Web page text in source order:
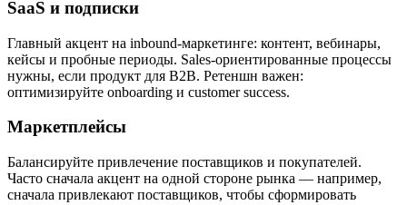
SaaS и подписки
Главный акцент на inbound-маркетинге: контент, вебинары,
кейсы и пробные периоды. Sales-ориентированные процессы
нужны, если продукт для B2B. Ретеншн важен:
оптимизируйте onboarding и customer success.
Маркетплейсы
Балансируйте привлечение поставщиков и покупателей.
Часто сначала акцент на одной стороне рынка — например,
сначала привлекают поставщиков, чтобы сформировать